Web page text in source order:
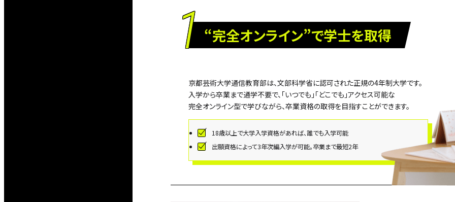
1“完全オンライン”で学士を取得
京都芸術大学通信教育部は、文部科学省に認可された正規の4年制大学です。
入学から卒業まで通学不要で、「いつでも」「どこでも」アクセス可能な
完全オンライン型で学びながら、卒業資格の取得を目指すことができます。
18歳以上で大学入学資格があれば、誰でも入学可能
出願資格によって3年次編入学が可能。卒業まで最短2年